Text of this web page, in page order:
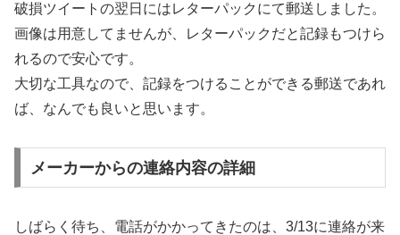
破損ツイートの翌日にはレターパックにて郵送しました。
画像は用意してませんが、レターパックだと記録もつけら
れるので安心です。
大切な工具なので、記録をつけることができる郵送であれ
ば、なんでも良いと思います。
メーカーからの連絡内容の詳細
しばらく待ち、電話がかかってきたのは、3/13に連絡が来